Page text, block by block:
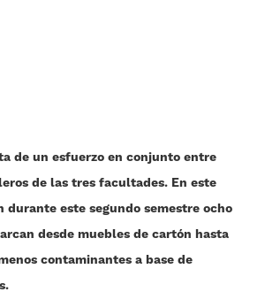
de un esfuerzo en conjunto entre
de las tres facultades. En este
este segundo semestre ocho
desde muebles de cartón hasta
contaminantes a base de